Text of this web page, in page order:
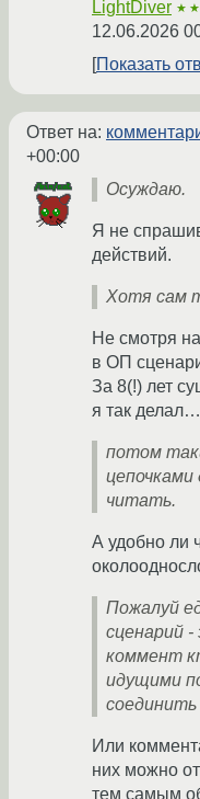
LightDiver
12.06.2026
Показать
Ответ на:
+00:00
Осуждаю.
Я не
действий.
Хотя сам
Не смотря
в ОП
За 8(!) лет
я так
потом
цепочками
читать.
А удобно ли
Пожалуй
сценарий
коммент
идущими
соединить
Или
них можно
тем самым